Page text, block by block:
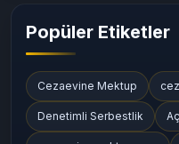
Popüler Etiketler
Cezaevine Mektup
Denetimli Serbestlik